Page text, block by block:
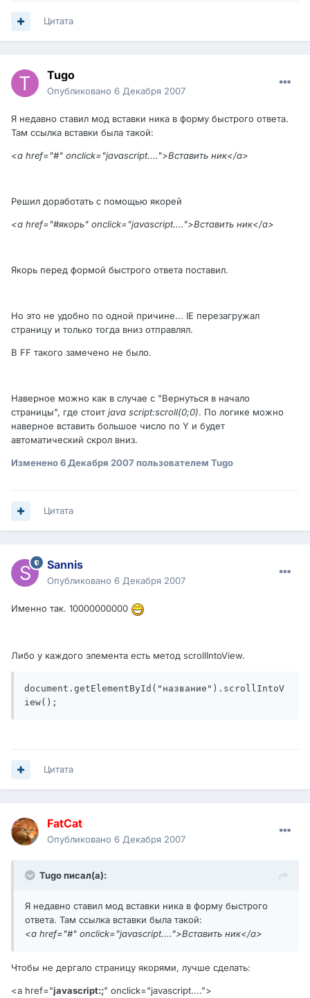
Цитата
Tugo
Опубликовано 6 Декабря 2007
Я недавно ставил мод вставки ника в форму быстрого ответа.
Там ссылка вставки была такой:
<a href="#" onclick="javascript....">Вставить ник</a>
Решил доработать с помощью якорей
<a href="#якорь" onclick="javascript....">Вставить ник</a>
Якорь перед формой быстрого ответа поставил.
Но это не удобно по одной причине... IE перезагружал
страницу и только тогда вниз отправлял.
В FF такого замечено не было.
Наверное можно как в случае с "Вернуться в начало
страницы", где стоит java script:scroll(0;0). По логике можно
наверное вставить большое число по Y и будет
автоматический скрол вниз.
Изменено6 Декабря 2007 пользователем Tugo
Цитата
Sannis
Опубликовано 6 Декабря 2007
Именно так. 10000000000
Либо у каждого элемента есть метод scrollIntoView.
document.getElementById("название").scrollIntoV
iew();
Цитата
FatCat
Опубликовано 6 Декабря 2007
Tugo писал(а):
Я недавно ставил мод вставки ника в форму быстрого
ответа. Там ссылка вставки была такой:
<a href="#" onclick="javascript....">Вставить ник</a>
Чтобы не дергало страницу якорями, лучше сделать:
<a href="javascript:;" onclick="javascript....">